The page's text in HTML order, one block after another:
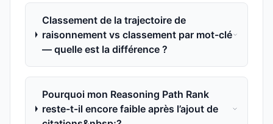
Classement de la trajectoire de
raisonnement vs classement par mot-clé
— quelle est la différence ?
Pourquoi mon Reasoning Path Rank
reste-t-il encore faible après l’ajout de